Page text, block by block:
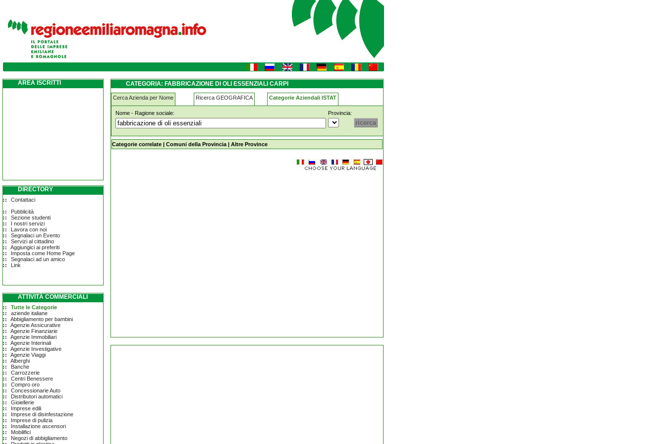
fabbricazione-di-oli-essenziali carpi
AREA ISCRITTI
DIRECTORY
Contattaci
Pubblicità
Sezione studenti
I nostri servizi
Lavora con noi
Segnalaci un Evento
Servizi al cittadino
Aggiungici ai preferiti
Imposta come Home Page
Segnalaci ad un amico
Link
ATTIVITÀ COMMERCIALI
Tutte le Categorie
aziende italiane
Abbigliamento per bambini
Agenzie Assicurative
Agenzie Finanziarie
Agenzie Immobiliari
Agenzie Interinali
Agenzie Investigative
Agenzie Viaggi
Alberghi
Banche
Carrozzerie
Centri Benessere
Compro oro
Concessionarie Auto
Distributori automatici
Gioiellerie
Imprese edili
Imprese di disinfestazione
Imprese di pulizia
Installazione ascensori
Mobilifici
Negozi di abbigliamento
CATEGORIA: FABBRICAZIONE DI OLI ESSENZIALI CARPI
Cerca Azienda per Nome Ricerca GEOGRAFICA Categorie Aziendali ISTAT
Nome - Ragione sociale: Provincia:
fabbricazione-di-oli-essenziali carpi
Categorie correlate | Comuni della Provincia | Altre Province